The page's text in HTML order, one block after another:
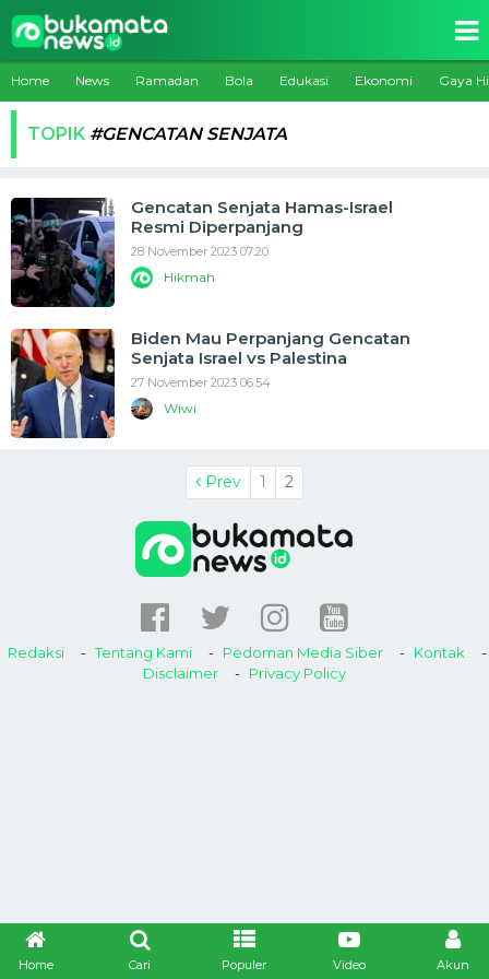
Home Cari Populer Video Akun
Home News Ramadan Bola Edukasi Ekonomi Gaya
TOPIK #GENCATAN SENJATA
Gencatan Senjata Hamas-Israel
Resmi Diperpanjang
28 November 2023 07:20
Hikmah
Biden Mau Perpanjang Gencatan
Senjata Israel vs Palestina
27 November 2023 06:54
Wiwi
Prev 1 2
Redaksi Tentang Kami Pedoman Media Siber
Kontak
Disclaimer
Privacy Policy